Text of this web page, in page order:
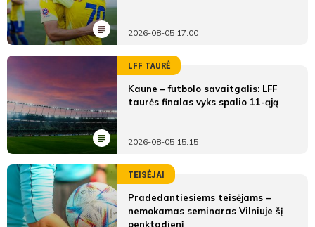
2026-08-05 17:00
LFF TAURĖ
Kaune – futbolo savaitgalis: LFF
taurės finalas vyks spalio 11-ąją
2026-08-05 15:15
TEISĖJAI
Pradedantiesiems teisėjams –
nemokamas seminaras Vilniuje šį
penktadienį